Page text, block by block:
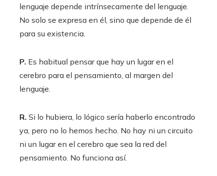
lenguaje depende intrínsecamente del lenguaje.
No solo se expresa en él, sino que depende de él
para su existencia.
P. Es habitual pensar que hay un lugar en el
cerebro para el pensamiento, al margen del
lenguaje.
R. Si lo hubiera, lo lógico sería haberlo encontrado
ya, pero no lo hemos hecho. No hay ni un circuito
ni un lugar en el cerebro que sea la red del
pensamiento. No funciona así.